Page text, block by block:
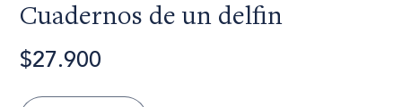
Cuadernos de un delfin
$27.900